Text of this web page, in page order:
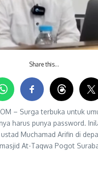
Share this…
– Surga terbuka untuk
harus punya password.
Muchamad Arifin di
At-Taqwa Pogot